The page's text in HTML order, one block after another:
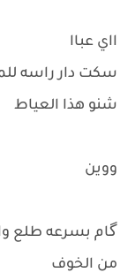
ااي عباا
سكت دار راسه
شنو هذا العياط
ووين
گام بسرعه طلع
من الخوف